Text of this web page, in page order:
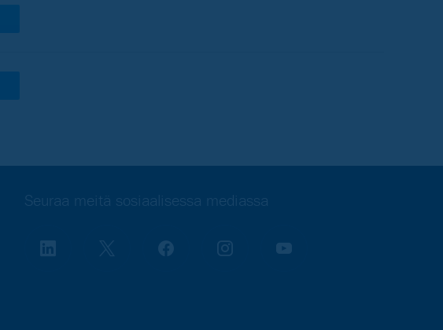
Seuraa meitä sosiaalisessa mediassa